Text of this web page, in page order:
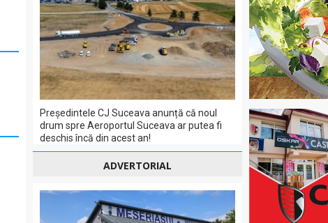
Președintele CJ Suceava anunță că noul
drum spre Aeroportul Suceava ar putea fi
deschis încă din acest an!
ADVERTORIAL